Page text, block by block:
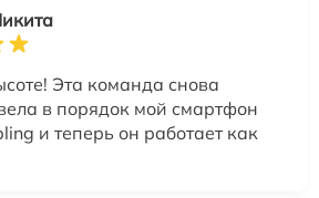
Эта команда снова
в порядок мой смартфон
и теперь он работает как